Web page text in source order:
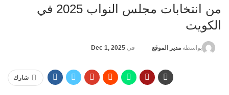
من انتخابات مجلس النواب 2025 في
الكويت
بواسطة مدير الموقع في Dec 1, 2025
شارك